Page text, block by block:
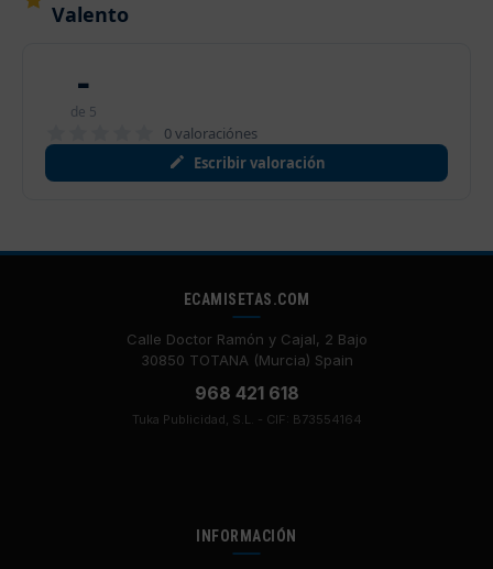
Valento
-
de 5
0 valoraciónes
Escribir valoración
ECAMISETAS.COM
Calle Doctor Ramón y Cajal, 2 Bajo
30850 TOTANA (Murcia) Spain
968 421 618
Tuka Publicidad, S.L. - CIF: B73554164
INFORMACIÓN